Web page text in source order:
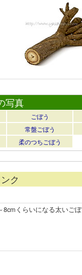
写真
ごぼう
常盤ごぼう
柔のつちごぼう
ク
くらいになる太いご